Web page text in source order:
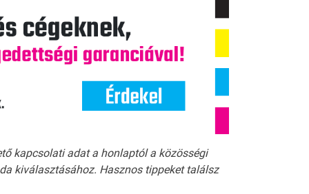
kapcsolati adat a honlaptól a közösségi
kiválasztásához. Hasznos tippeket találsz